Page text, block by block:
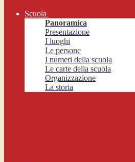
Scuola
Panoramica
Presentazione
I luoghi
Le persone
I numeri della scuola
Le carte della scuola
Organizzazione
La storia